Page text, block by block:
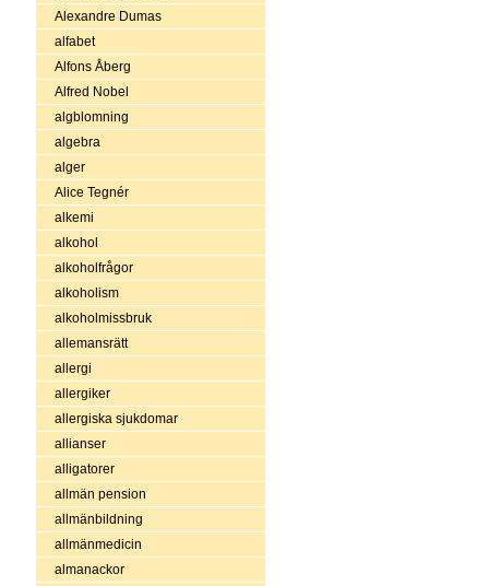
Alexandre Dumas
alfabet
Alfons Åberg
Alfred Nobel
algblomning
algebra
alger
Alice Tegnér
alkemi
alkohol
alkoholfrågor
alkoholism
alkoholmissbruk
allemansrätt
allergi
allergiker
allergiska sjukdomar
allianser
alligatorer
allmän pension
allmänbildning
allmänmedicin
almanackor